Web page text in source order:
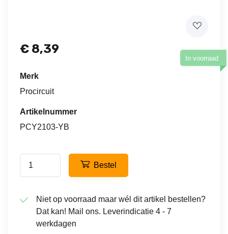
€ 8,39
In voorraad
Merk
Procircuit
Artikelnummer
PCY2103-YB
Bestel
Niet op voorraad maar wél dit artikel bestellen?
Dat kan! Mail ons. Leverindicatie 4 - 7
werkdagen